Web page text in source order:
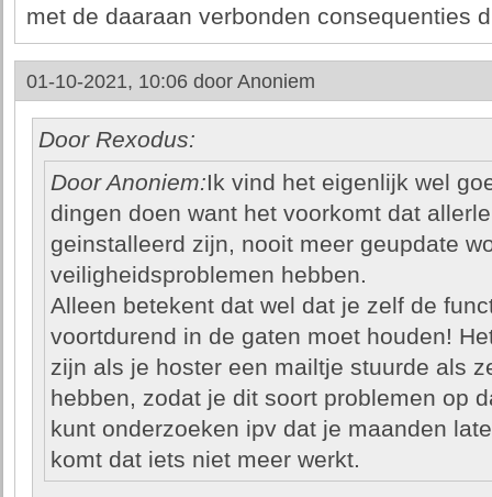
met de daaraan verbonden consequenties
01-10-2021, 10:06 door Anoniem
Door Rexodus:
Door Anoniem:Ik vind het eigenlijk wel
dingen doen want het voorkomt dat
geinstalleerd zijn, nooit meer geupdate
veiligheidsproblemen hebben.
Alleen betekent dat wel dat je zelf de
voortdurend in de gaten moet houden!
zijn als je hoster een mailtje stuurde als
hebben, zodat je dit soort problemen op
kunt onderzoeken ipv dat je maanden
komt dat iets niet meer werkt.